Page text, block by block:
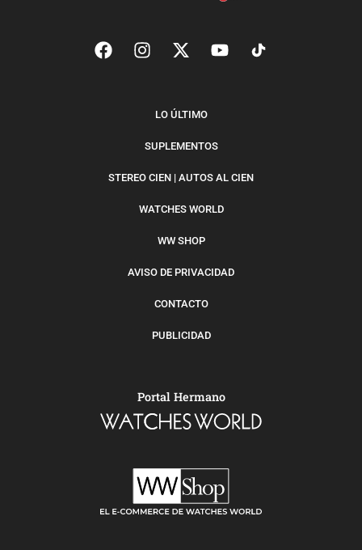
LO ÚLTIMO
SUPLEMENTOS
STEREO CIEN | AUTOS AL CIEN
WATCHES WORLD
WW SHOP
AVISO DE PRIVACIDAD
CONTACTO
PUBLICIDAD
Portal Hermano